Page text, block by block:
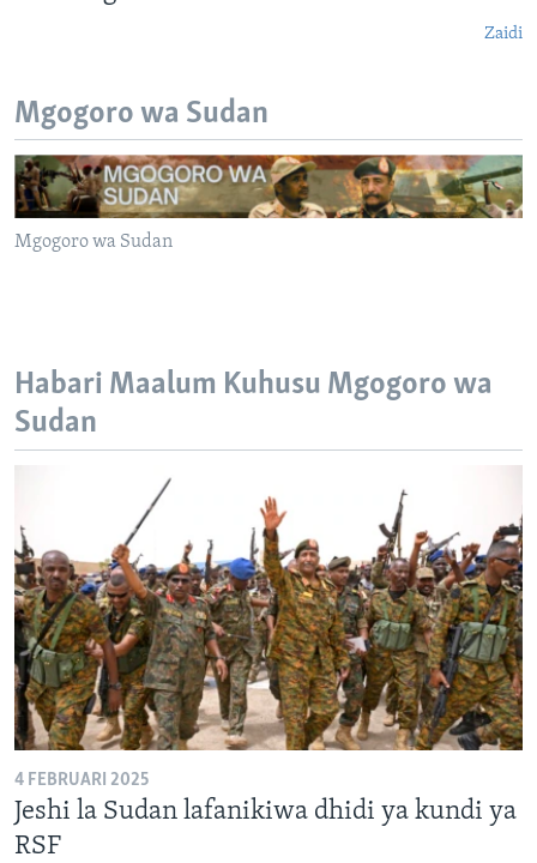
Zaidi
Mgogoro wa Sudan
Mgogoro wa Sudan
Habari Maalum Kuhusu Mgogoro wa
Sudan
4 FEBRUARI 2025
Jeshi la Sudan lafanikiwa dhidi ya kundi ya
RSF